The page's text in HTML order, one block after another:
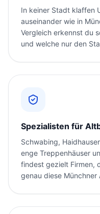
In keiner Stadt klaffen
auseinander wie in
Vergleich erkennst du
und welche nur den
Spezialisten für
Schwabing,
enge Treppenhäuser
findest gezielt Firmen,
genau diese